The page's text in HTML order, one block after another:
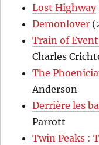
Lost Highway
Demonlover
Train of
Charles
The
Anderson
Derrière les
Parrott
Twin Peaks :